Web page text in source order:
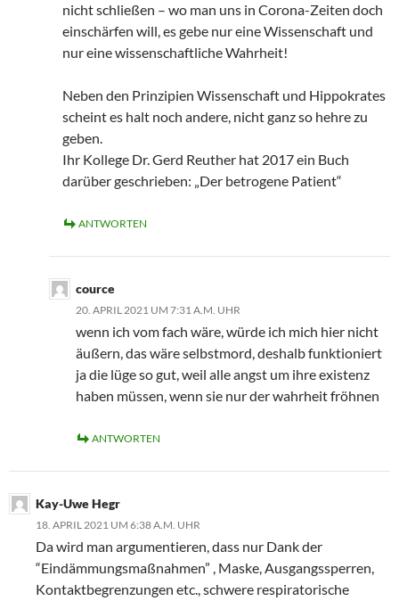
nicht schließen – wo man uns in Corona-Zeiten doch
einschärfen will, es gebe nur eine Wissenschaft und
nur eine wissenschaftliche Wahrheit!
Neben den Prinzipien Wissenschaft und Hippokrates
scheint es halt noch andere, nicht ganz so hehre zu
geben.
Ihr Kollege Dr. Gerd Reuther hat 2017 ein Buch
darüber geschrieben: „Der betrogene Patient“
ANTWORTEN
cource
20. APRIL 2021 UM 7:31 A.M. UHR
wenn ich vom fach wäre, würde ich mich hier nicht
äußern, das wäre selbstmord, deshalb funktioniert
ja die lüge so gut, weil alle angst um ihre existenz
haben müssen, wenn sie nur der wahrheit fröhnen
ANTWORTEN
Kay-Uwe Hegr
18. APRIL 2021 UM 6:38 A.M. UHR
Da wird man argumentieren, dass nur Dank der
“Eindämmungsmaßnahmen” , Maske, Ausgangssperren,
Kontaktbegrenzungen etc., schwere respiratorische